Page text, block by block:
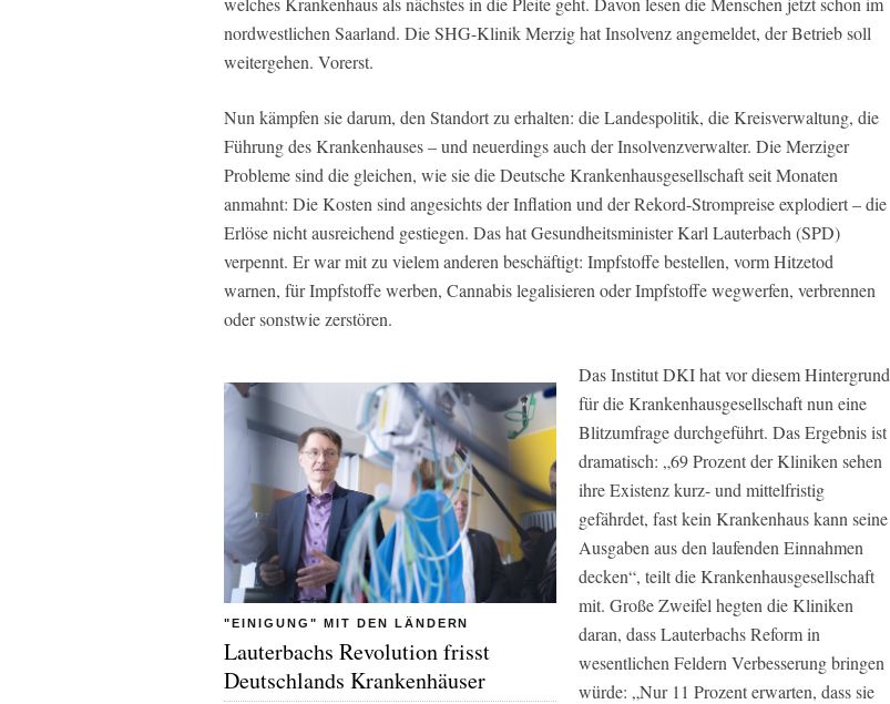
nordwestlichen Saarland. Die SHG-Klinik Merzig hat Insolvenz angemeldet, der Betrieb soll
weitergehen. Vorerst.
Nun kämpfen sie darum, den Standort zu erhalten: die Landespolitik, die Kreisverwaltung, die
Führung des Krankenhauses – und neuerdings auch der Insolvenzverwalter. Die Merziger
Probleme sind die gleichen, wie sie die Deutsche Krankenhausgesellschaft seit Monaten
anmahnt: Die Kosten sind angesichts der Inflation und der Rekord-Strompreise explodiert – die
Erlöse nicht ausreichend gestiegen. Das hat Gesundheitsminister Karl Lauterbach (SPD)
verpennt. Er war mit zu vielem anderen beschäftigt: Impfstoffe bestellen, vorm Hitzetod
warnen, für Impfstoffe werben, Cannabis legalisieren oder Impfstoffe wegwerfen, verbrennen
oder sonstwie zerstören.
"EINIGUNG" MIT DEN LÄNDERN
Lauterbachs Revolution frisst
Deutschlands Krankenhäuser
Das Institut DKI hat vor diesem Hintergrund
für die Krankenhausgesellschaft nun eine
Blitzumfrage durchgeführt. Das Ergebnis ist
dramatisch: „69 Prozent der Kliniken sehen
ihre Existenz kurz- und mittelfristig
gefährdet, fast kein Krankenhaus kann seine
Ausgaben aus den laufenden Einnahmen
decken“, teilt die Krankenhausgesellschaft
mit. Große Zweifel hegten die Kliniken
daran, dass Lauterbachs Reform in
wesentlichen Feldern Verbesserung bringen
würde: „Nur 11 Prozent erwarten, dass sie